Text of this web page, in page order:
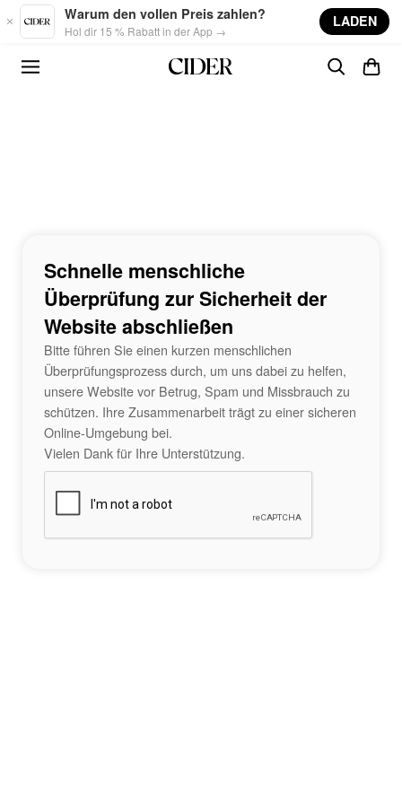
Skip to main content
Warum den vollen Preis zahlen?
Hol dir 15 % Rabatt in der App →
LADEN
Schnelle menschliche
Überprüfung zur Sicherheit der
Website abschließen
Bitte führen Sie einen kurzen menschlichen
Überprüfungsprozess durch, um uns dabei zu helfen,
unsere Website vor Betrug, Spam und Missbrauch zu
schützen. Ihre Zusammenarbeit trägt zu einer sicheren
Online-Umgebung bei.
Vielen Dank für Ihre Unterstützung.